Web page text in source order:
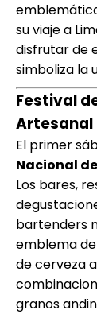
su viaje a
disfrutar de
simboliza la
Festival
Artesanal
El primer
Nacional
Los bares,
bartenders
emblema
de cerveza
granos